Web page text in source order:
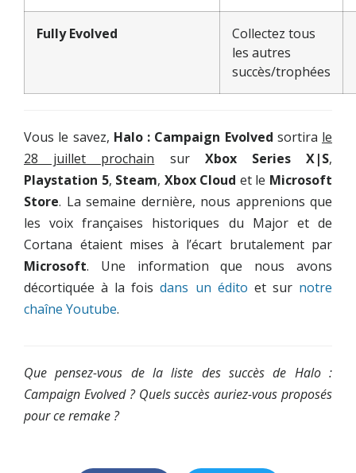
Fully Evolved
Collectez tous
les autres
succès/trophées
Vous le savez, Halo : Campaign Evolved sortira le
28 juillet prochain sur Xbox Series X|S,
Playstation 5, Steam, Xbox Cloud et le Microsoft
Store. La semaine dernière, nous apprenions que
les voix françaises historiques du Major et de
Cortana étaient mises à l’écart brutalement par
Microsoft. Une information que nous avons
décortiquée à la foisdans un édito et sur notre
chaîne Youtube.
Que pensez-vous de la liste des succès de Halo :
Campaign Evolved ? Quels succès auriez-vous proposés
pour ce remake ?